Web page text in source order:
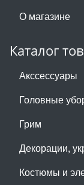
О магазине
Каталог
Акссессуары
Головные
Грим
Декорации,
Костюмы и